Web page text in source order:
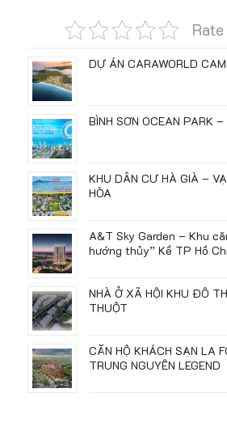
DỰ ÁN CARAWORLD
BÌNH SƠN OCEAN PARK
KHU DÂN CƯ HÀ GIÀ –
HÒA
A&T Sky Garden – Khu
hướng thủy” Kề TP Hồ
NHÀ Ở XÃ HỘI KHU ĐÔ
THUỘT
CĂN HỘ KHÁCH SẠN LA
TRUNG NGUYÊN LEGEND